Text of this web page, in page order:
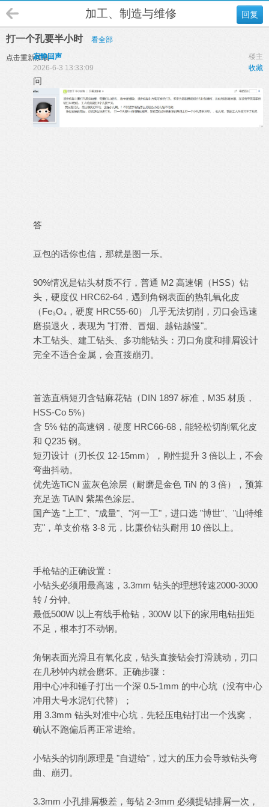
回复
加工、制造与维修
打一个孔要半小时 看全部
点击重新加载 楼主
寂静回声
收藏
2026-6-3 13:33:09
问
答
豆包的话你也信，那就是图一乐。
90%情况是钻头材质不行，普通 M2 高速钢（HSS）钻
头，硬度仅 HRC62-64，遇到角钢表面的热轧氧化皮
（Fe₃O₄，硬度 HRC55-60） 几乎无法切削，刃口会迅速
磨损退火，表现为 "打滑、冒烟、越钻越慢"。
木工钻头、建工钻头、多功能钻头：刃口角度和排屑设计
完全不适合金属，会直接崩刃。
首选直柄短刃含钴麻花钻（DIN 1897 标准，M35 材质，
HSS-Co 5%）
含 5% 钴的高速钢，硬度 HRC66-68，能轻松切削氧化皮
和 Q235 钢。
短刃设计（刃长仅 12-15mm），刚性提升 3 倍以上，不会
弯曲抖动。
优先选TiCN 蓝灰色涂层（耐磨是金色 TiN 的 3 倍），预算
充足选 TiAlN 紫黑色涂层。
国产选 "上工"、"成量"、"河一工"，进口选 "博世"、"山特维
克"，单支价格 3-8 元，比廉价钻头耐用 10 倍以上。
手枪钻的正确设置：
小钻头必须用最高速，3.3mm 钻头的理想转速2000-3000
转 / 分钟。
最低500W 以上有线手枪钻，300W 以下的家用电钻扭矩
不足，根本打不动钢。
角钢表面光滑且有氧化皮，钻头直接钻会打滑跳动，刃口
在几秒钟内就会磨坏。正确步骤：
用中心冲和锤子打出一个深 0.5-1mm 的中心坑（没有中心
冲用大号水泥钉代替）；
用 3.3mm 钻头对准中心坑，先轻压电钻打出一个浅窝，
确认不跑偏后再正常进给。
小钻头的切削原理是 "自进给"，过大的压力会导致钻头弯
曲、崩刃。
3.3mm 小孔排屑极差，每钻 2-3mm 必须提钻排屑一次，